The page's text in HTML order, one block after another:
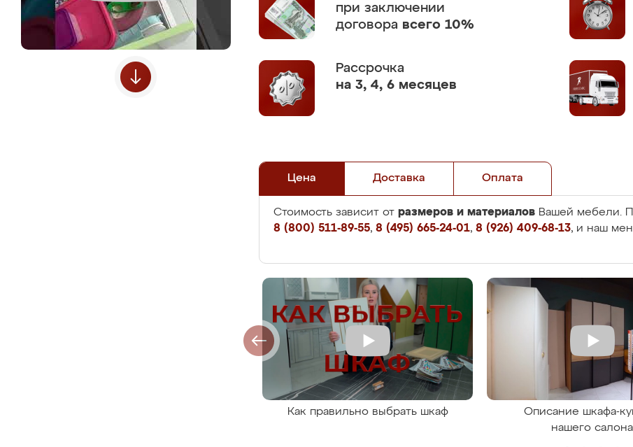
при заключении
договора всего 10%
Рассрочка
на 3, 4, 6 месяцев
Цена Доставка Оплата
Стоимость зависит от размеров и материалов Вашей мебели.
8 (800) 511-89-55, 8 (495) 665-24-01, 8 (926) 409-68-13, и наш
Как правильно выбрать шкаф
Описание шкафа-
нашего салона